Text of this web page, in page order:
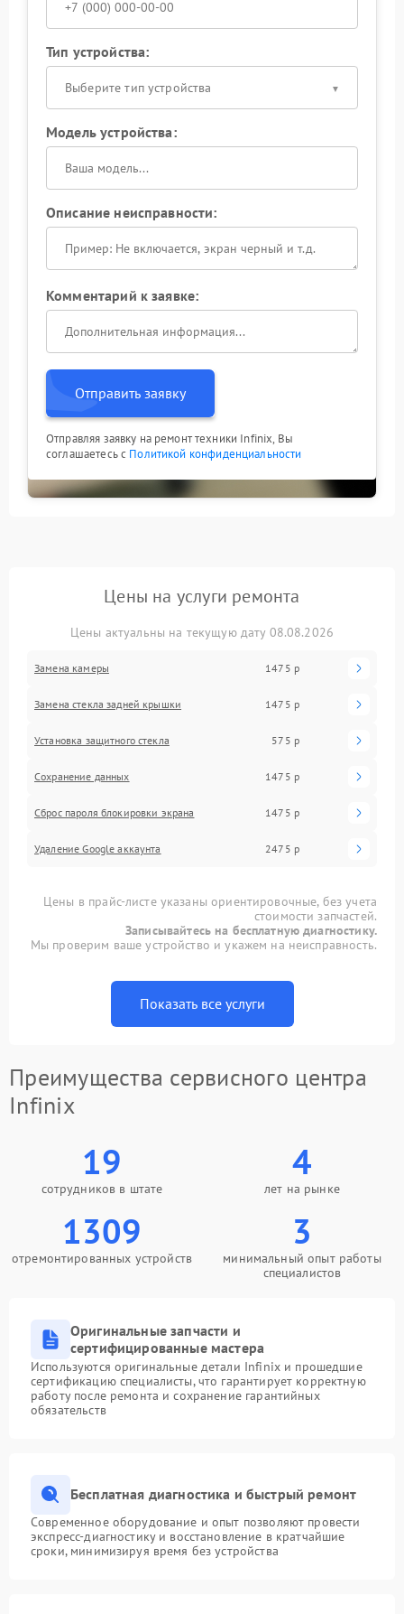
Тип устройства:
Выберите тип устройства
Модель устройства:
Описание неисправности:
Комментарий к заявке:
Отправить заявку
Отправляя заявку на ремонт техники Infinix, Вы
соглашаетесь с Политикой конфиденциальности
Цены на услуги ремонта
Цены актуальны на текущую дату 08.08.2026
Замена камеры 1475 р
Замена стекла задней крышки 1475 р
Установка защитного стекла 575 р
Сохранение данных 1475 р
Сброс пароля блокировки экрана 1475 р
Удаление Google аккаунта 2475 р
Цены в прайс-листе указаны ориентировочные, без учета
стоимости запчастей.
Записывайтесь на бесплатную диагностику.
Мы проверим ваше устройство и укажем на неисправность.
Показать все услуги
Преимущества сервисного центра
Infinix
19
сотрудников в штате
4
лет на рынке
1309
отремонтированных устройств
3
минимальный опыт работы
специалистов
Оригинальные запчасти и
сертифицированные мастера
Используются оригинальные детали Infinix и прошедшие
сертификацию специалисты, что гарантирует корректную
работу после ремонта и сохранение гарантийных
обязательств
Бесплатная диагностика и быстрый ремонт
Современное оборудование и опыт позволяют провести
экспресс-диагностику и восстановление в кратчайшие
сроки, минимизируя время без устройства